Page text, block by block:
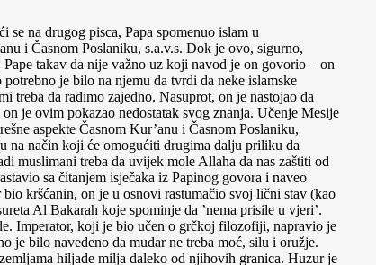
na drugog pisca, Papa spomenuo islam u
i Časnom Poslaniku, s.a.v.s. Dok je ovo, sigurno,
takav da nije važno uz koji navod je on govorio – on
je bilo na njemu da tvrdi da neke islamske
treba da radimo zajedno. Nasuprot, on je nastojao da
je ovim pokazao nedostatak svog znanja. Učenje Mesije
aspekte Časnom Kur’anu i Časnom Poslaniku,
na način koji će omogućiti drugima dalju priliku da
muslimani treba da uvijek mole Allaha da nas zaštiti od
sa čitanjem isječaka iz Papinog govora i naveo
kršćanin, on je u osnovi rastumačio svoj lični stav (kao
Al Bakarah koje spominje da ’nema prisile u vjeri’.
Imperator, koji je bio učen o grčkoj filozofiji, napravio je
je bilo navedeno da mudar ne treba moć, silu i oružje.
hiljade milja daleko od njihovih granica. Huzur je